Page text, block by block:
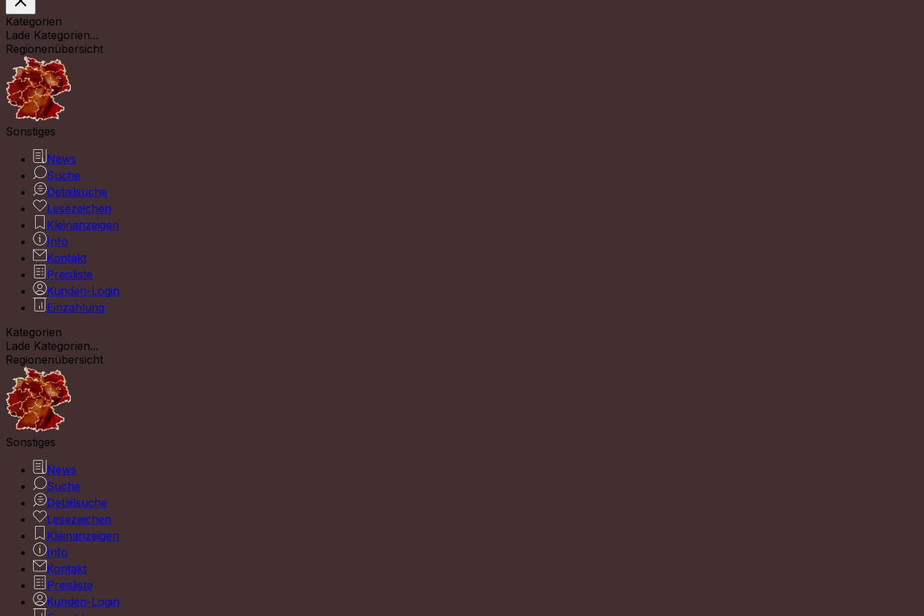
Kategorien
Lade Kategorien...
Regionenübersicht
Sonstiges
News
Suche
Detailsuche
Lesezeichen
Kleinanzeigen
Info
Kontakt
Preisliste
Kunden-Login
Einzahlung
Kategorien
Lade Kategorien...
Regionenübersicht
Sonstiges
News
Suche
Detailsuche
Lesezeichen
Kleinanzeigen
Info
Kontakt
Preisliste
Kunden-Login